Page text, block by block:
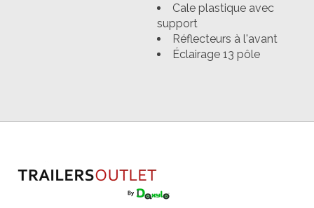
Cale plastique avec
support
Réflecteurs à l'avant
Éclairage 13 pôle